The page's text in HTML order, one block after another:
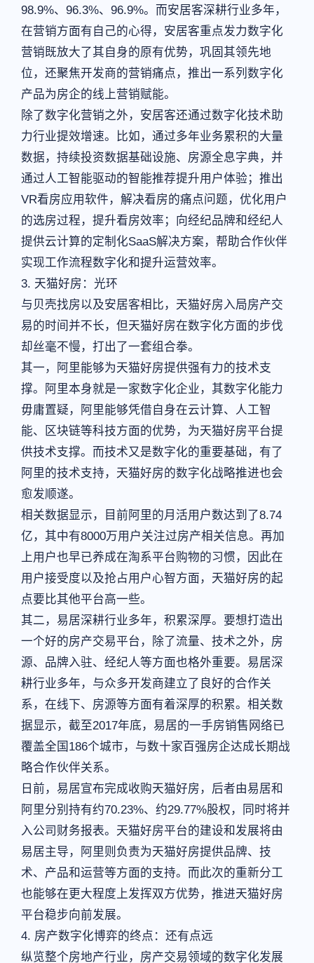
98.9%、96.3%、96.9%。而安居客深耕行业多年，
在营销方面有自己的心得，安居客重点发力数字化
营销既放大了其自身的原有优势，巩固其领先地
位，还聚焦开发商的营销痛点，推出一系列数字化
产品为房企的线上营销赋能。
除了数字化营销之外，安居客还通过数字化技术助
力行业提效增速。比如，通过多年业务累积的大量
数据，持续投资数据基础设施、房源全息字典，并
通过人工智能驱动的智能推荐提升用户体验；推出
VR看房应用软件，解决看房的痛点问题，优化用户
的选房过程，提升看房效率；向经纪品牌和经纪人
提供云计算的定制化SaaS解决方案，帮助合作伙伴
实现工作流程数字化和提升运营效率。
3. 天猫好房：光环
与贝壳找房以及安居客相比，天猫好房入局房产交
易的时间并不长，但天猫好房在数字化方面的步伐
却丝毫不慢，打出了一套组合拳。
其一，阿里能够为天猫好房提供强有力的技术支
撑。阿里本身就是一家数字化企业，其数字化能力
毋庸置疑，阿里能够凭借自身在云计算、人工智
能、区块链等科技方面的优势，为天猫好房平台提
供技术支撑。而技术又是数字化的重要基础，有了
阿里的技术支持，天猫好房的数字化战略推进也会
愈发顺遂。
相关数据显示，目前阿里的月活用户数达到了8.74
亿，其中有8000万用户关注过房产相关信息。再加
上用户也早已养成在淘系平台购物的习惯，因此在
用户接受度以及抢占用户心智方面，天猫好房的起
点要比其他平台高一些。
其二，易居深耕行业多年，积累深厚。要想打造出
一个好的房产交易平台，除了流量、技术之外，房
源、品牌入驻、经纪人等方面也格外重要。易居深
耕行业多年，与众多开发商建立了良好的合作关
系，在线下、房源等方面有着深厚的积累。相关数
据显示，截至2017年底，易居的一手房销售网络已
覆盖全国186个城市，与数十家百强房企达成长期战
略合作伙伴关系。
日前，易居宣布完成收购天猫好房，后者由易居和
阿里分别持有约70.23%、约29.77%股权，同时将并
入公司财务报表。天猫好房平台的建设和发展将由
易居主导，阿里则负责为天猫好房提供品牌、技
术、产品和运营等方面的支持。而此次的重新分工
也能够在更大程度上发挥双方优势，推进天猫好房
平台稳步向前发展。
4. 房产数字化博弈的终点：还有点远
纵览整个房地产行业，房产交易领域的数字化发展